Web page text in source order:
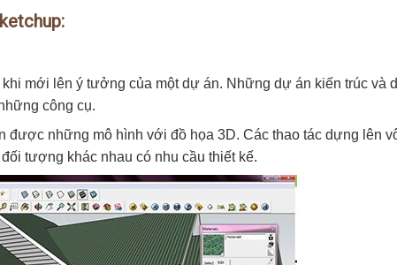
mới lên ý tưởng của một dự án. Những dự án kiến trúc và
công cụ.
được những mô hình với đồ họa 3D. Các thao tác dựng lên
tượng khác nhau có nhu cầu thiết kế.